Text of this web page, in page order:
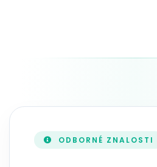
V reálnom čase
ODBORNÉ ZNALOSTI